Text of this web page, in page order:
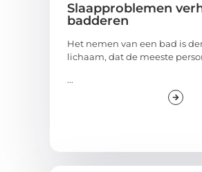
Slaapproblemen
badderen
Het nemen van een bad is
lichaam, dat de meeste
...